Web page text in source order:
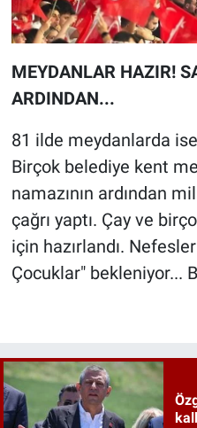
MEYDANLAR HAZIR!
ARDINDAN...
81 ilde meydanlarda
Birçok belediye kent
namazının ardından
çağrı yaptı. Çay ve
için hazırlandı.
Çocuklar" bekleniyor...